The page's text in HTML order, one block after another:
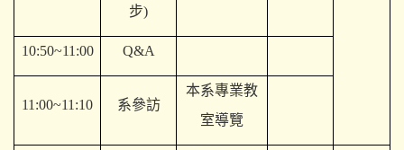
步)
10:50~11:00 Q&A
11:00~11:10 系參訪
本系專業教
室導覽